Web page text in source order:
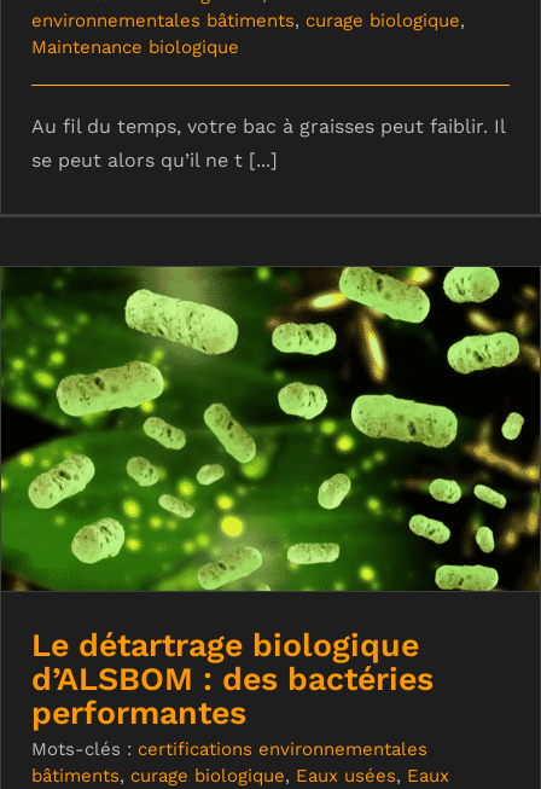
environnementales bâtiments, curage biologique,
Maintenance biologique
Au fil du temps, votre bac à graisses peut faiblir. Il
se peut alors qu’il ne t [...]
Le détartrage biologique d’ALSBOM :
des bactéries performantes
Le détartrage biologique
d’ALSBOM : des bactéries
performantes
Mots-clés : certifications environnementales
bâtiments, curage biologique, Eaux usées, Eaux